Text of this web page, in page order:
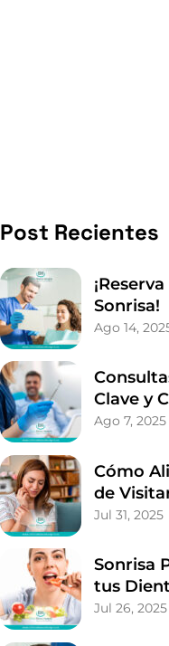
Post Recientes
Sonrisa!
Ago 14,
Clave y
Ago 7, 2025
Cómo
de
Jul 31, 2025
Sonrisa
tus
Jul 26, 2025